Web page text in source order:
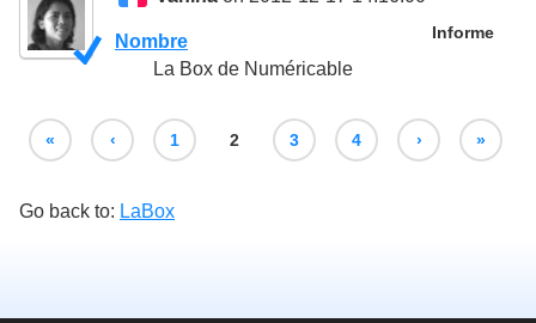
Informe
Nombre
La Box de Numéricable
« ‹ 1 2 3 4 › »
Go back to: LaBox